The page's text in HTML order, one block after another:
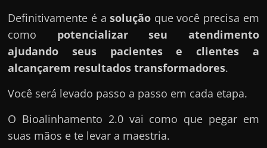
Definitivamente é asolução que você precisa em
como potencializar seu atendimento
ajudando seus pacientes e clientes a
alcançarem resultados transformadores.
Você será levado passo a passo em cada etapa.
O Bioalinhamento 2.0 vai como que pegar em
suas mãos e te levar a maestria.